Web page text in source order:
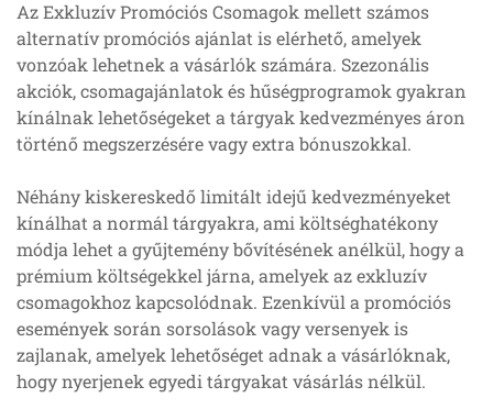
Az Exkluzív Promóciós Csomagok mellett számos
alternatív promóciós ajánlat is elérhető, amelyek
vonzóak lehetnek a vásárlók számára. Szezonális
akciók, csomagajánlatok és hűségprogramok gyakran
kínálnak lehetőségeket a tárgyak kedvezményes áron
történő megszerzésére vagy extra bónuszokkal.
Néhány kiskereskedő limitált idejű kedvezményeket
kínálhat a normál tárgyakra, ami költséghatékony
módja lehet a gyűjtemény bővítésének anélkül, hogy a
prémium költségekkel járna, amelyek az exkluzív
csomagokhoz kapcsolódnak. Ezenkívül a promóciós
események során sorsolások vagy versenyek is
zajlanak, amelyek lehetőséget adnak a vásárlóknak,
hogy nyerjenek egyedi tárgyakat vásárlás nélkül.